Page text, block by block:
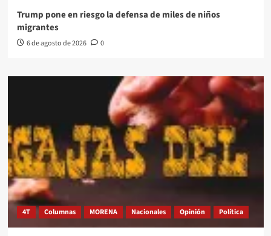
Trump pone en riesgo la defensa de miles de niños
migrantes
6 de agosto de 2026 0
4T Columnas MORENA Nacionales Opinión Política